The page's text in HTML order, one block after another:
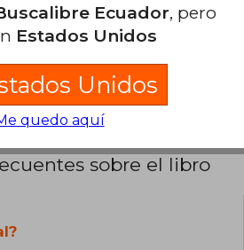
0% (0)
0% (0)
0% (0)
sobre el libro
Ecuador, pero
Estados Unidos
Unidos
quedo aquí